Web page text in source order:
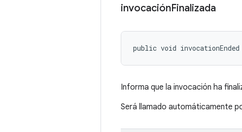
invocaciónFinalizada
public void
Informa que la invocación ha
Será llamado automáticamente